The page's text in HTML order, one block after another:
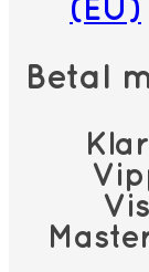
(EU)
Betal